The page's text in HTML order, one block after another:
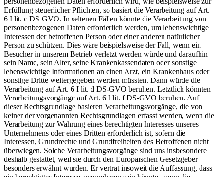
Erfüllung steuerlicher Pflichten, so basiert die Verarbeitung auf Art.
6 I lit. c DS-GVO. In seltenen Fällen könnte die Verarbeitung von
personenbezogenen Daten erforderlich werden, um lebenswichtige
Interessen der betroffenen Person oder einer anderen natürlichen
Person zu schützen. Dies wäre beispielsweise der Fall, wenn ein
Besucher in unserem Betrieb verletzt werden würde und daraufhin
sein Name, sein Alter, seine Krankenkassendaten oder sonstige
lebenswichtige Informationen an einen Arzt, ein Krankenhaus oder
sonstige Dritte weitergegeben werden müssten. Dann würde die
Verarbeitung auf Art. 6 I lit. d DS-GVO beruhen. Letztlich könnten
Verarbeitungsvorgänge auf Art. 6 I lit. f DS-GVO beruhen. Auf
dieser Rechtsgrundlage basieren Verarbeitungsvorgänge, die von
keiner der vorgenannten Rechtsgrundlagen erfasst werden, wenn die
Verarbeitung zur Wahrung eines berechtigten Interesses unseres
Unternehmens oder eines Dritten erforderlich ist, sofern die
Interessen, Grundrechte und Grundfreiheiten des Betroffenen nicht
überwiegen. Solche Verarbeitungsvorgänge sind uns insbesondere
deshalb gestattet, weil sie durch den Europäischen Gesetzgeber
besonders erwähnt wurden. Er vertrat insoweit die Auffassung, dass